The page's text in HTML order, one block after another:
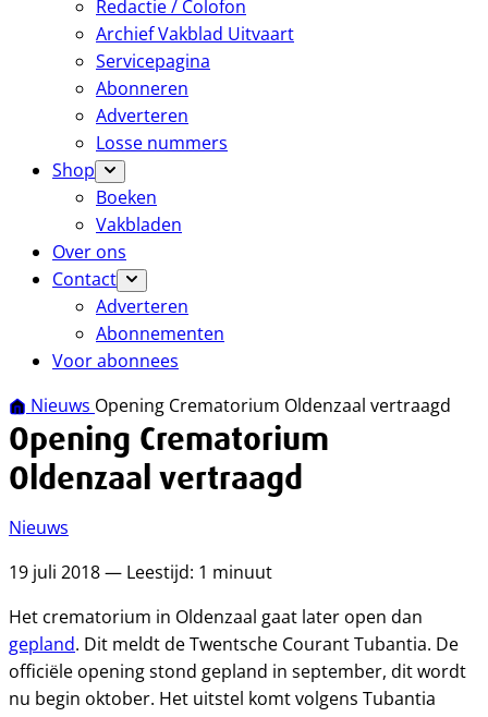
Redactie / Colofon
Archief Vakblad Uitvaart
Servicepagina
Abonneren
Adverteren
Losse nummers
Shop
Boeken
Vakbladen
Over ons
Contact
Adverteren
Abonnementen
Voor abonnees
Nieuws Opening Crematorium Oldenzaal vertraagd
Opening Crematorium
Oldenzaal vertraagd
Nieuws
19 juli 2018 — Leestijd: 1 minuut
Het crematorium in Oldenzaal gaat later open dan
gepland. Dit meldt de Twentsche Courant Tubantia. De
officiële opening stond gepland in september, dit wordt
nu begin oktober. Het uitstel komt volgens Tubantia